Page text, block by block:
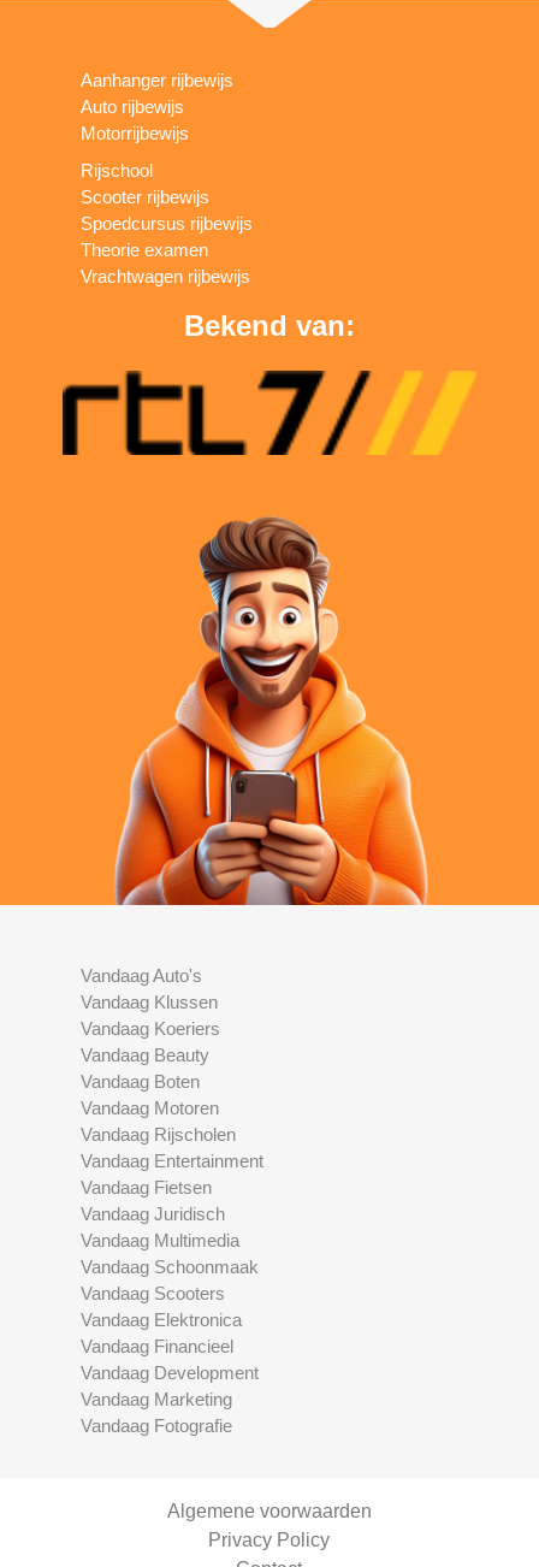
Aanhanger rijbewijs
Auto rijbewijs
Motorrijbewijs
Rijschool
Scooter rijbewijs
Spoedcursus rijbewijs
Theorie examen
Vrachtwagen rijbewijs
Bekend van:
Vandaag Auto's
Vandaag Klussen
Vandaag Koeriers
Vandaag Beauty
Vandaag Boten
Vandaag Motoren
Vandaag Rijscholen
Vandaag Entertainment
Vandaag Fietsen
Vandaag Juridisch
Vandaag Multimedia
Vandaag Schoonmaak
Vandaag Scooters
Vandaag Elektronica
Vandaag Financieel
Vandaag Development
Vandaag Marketing
Vandaag Fotografie
Algemene voorwaarden
Privacy Policy